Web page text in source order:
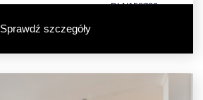
BLN158739
Sprawdź szczegóły